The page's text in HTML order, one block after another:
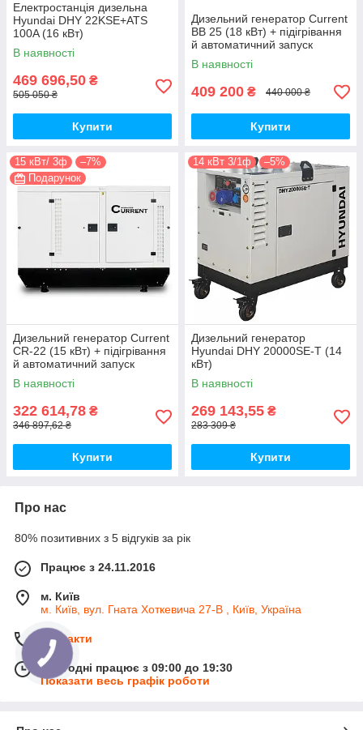
Електростанція дизельна
Hyundai DHY 22KSE+ATS
100A (16 кВт)
В наявності
469 696,50 ₴
505 050 ₴
Купити
Дизельний генератор Current
ВВ 25 (18 кВт) + підігрівання
й автоматичний запуск
В наявності
409 200 ₴ 440 000 ₴
Купити
15 кВт/ 3ф
–7%
Подарунок
Дизельний генератор Current
CR-22 (15 кВт) + підігрівання
й автоматичний запуск
В наявності
322 614,78 ₴
346 897,62 ₴
Купити
14 кВт 3/1ф –5%
Дизельний генератор
Hyundai DHY 20000SE-T (14
кВт)
В наявності
269 143,55 ₴
283 309 ₴
Купити
Про нас
80% позитивних з 5 відгуків за рік
Працює з 24.11.2016
м. Київ
м. Київ, вул. Гната Хоткевича 27-В , Київ, Україна
Контакти
Сьогодні працює з 09:00 до 19:30
Показати весь графік роботи